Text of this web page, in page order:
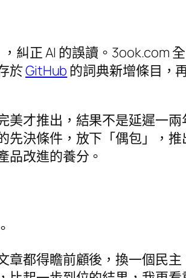
糾正 AI 的誤讀。3ook.com
於GitHub 的詞典新增條目，
美才推出，結果不是延遲一
先決條件，放下「偶包」，
品改進的養分。
章都得瞻前顧後，換一個民